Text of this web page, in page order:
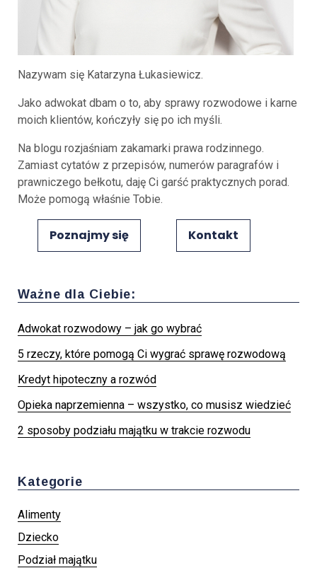
Nazywam się Katarzyna Łukasiewicz.
Jako adwokat dbam o to, aby sprawy rozwodowe i karne
moich klientów, kończyły się po ich myśli.
Na blogu rozjaśniam zakamarki prawa rodzinnego.
Zamiast cytatów z przepisów, numerów paragrafów i
prawniczego bełkotu, daję Ci garść praktycznych porad.
Może pomogą właśnie Tobie.
Poznajmy się Kontakt
Ważne dla Ciebie:
Adwokat rozwodowy – jak go wybrać
5 rzeczy, które pomogą Ci wygrać sprawę rozwodową
Kredyt hipoteczny a rozwód
Opieka naprzemienna – wszystko, co musisz wiedzieć
2 sposoby podziału majątku w trakcie rozwodu
Kategorie
Alimenty
Dziecko
Podział majątku